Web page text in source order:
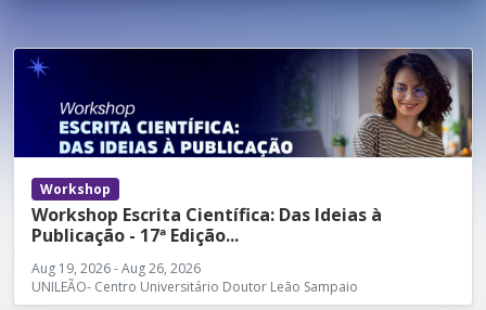
Workshop
Workshop Escrita Científica: Das Ideias à
Publicação - 17ª Edição...
Aug 19, 2026 - Aug 26, 2026
UNILEÃO- Centro Universitário Doutor Leão Sampaio